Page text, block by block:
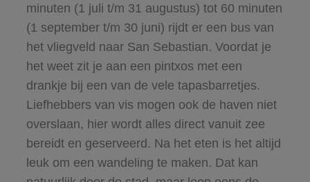
minuten (1 juli t/m 31 augustus) tot 60 minuten
(1 september t/m 30 juni) rijdt er een bus van
het vliegveld naar San Sebastian. Voordat je
het weet zit je aan een pintxos met een
drankje bij een van de vele tapasbarretjes.
Liefhebbers van vis mogen ook de haven niet
overslaan, hier wordt alles direct vanuit zee
bereidt en geserveerd. Na het eten is het altijd
leuk om een wandeling te maken. Dat kan